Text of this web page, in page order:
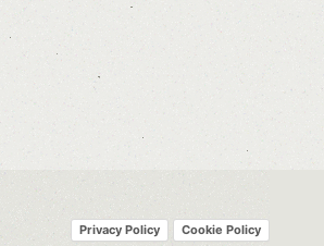
Privacy Policy Cookie Policy